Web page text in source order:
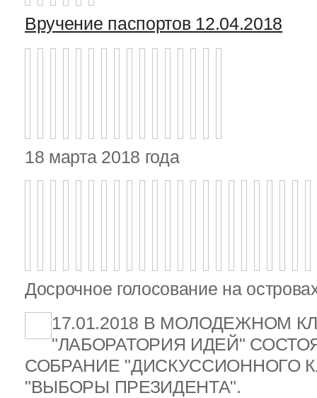
Вручение паспортов 12.04.2018
18 марта 2018 года
Досрочное голосование на
17.01.2018 В МОЛОДЕЖНОМ
"ЛАБОРАТОРИЯ ИДЕЙ"
СОБРАНИЕ "ДИСКУССИОННОГО
"ВЫБОРЫ ПРЕЗИДЕНТА".